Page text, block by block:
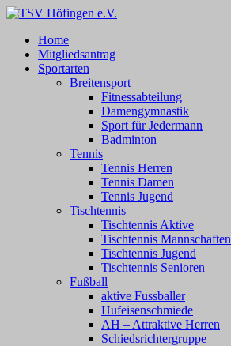
Zum
springen
TSV Höfingen e.V.
TSV Höfingen e.V.
Home
Mitgliedsantrag
Sportarten
Breitensport
Fitnessabteilung
Damengymnastik
Sport für Jedermann
Badminton
Tennis
Tennis Herren
Tennis Damen
Tennis Jugend
Tischtennis
Tischtennis Aktive
Tischtennis Mannschaften
Tischtennis Jugend
Tischtennis Senioren
Fußball
aktive Fussballer
Hufeisenschmiede
AH – Attraktive Herren
Schiedsrichtergruppe